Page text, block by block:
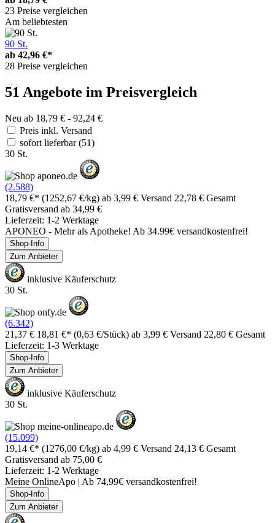
23 Preise vergleichen
Am beliebtesten
90 St.
ab 42,96 €*
28 Preise vergleichen
51 Angebote im Preisvergleich
Neu ab 18,79 € - 92,24 €
Preis inkl. Versand
sofort lieferbar(51)
30 St.
(2.588)
18,79 €* (1252,67 €/kg) ab 3,99 € Versand 22,78 € Gesamt
Gratisversand ab 34,99 €
Lieferzeit: 1-2 Werktage
APONEO - Mehr als Apotheke! Ab 34.99€ versandkostenfrei!
Shop-Info
Zum Anbieter
inklusive Käuferschutz
30 St.
(6.342)
21,37 € 18,81 €* (0,63 €/Stück) ab 3,99 € Versand 22,80 € Gesamt
Lieferzeit: 1-3 Werktage
Shop-Info
Zum Anbieter
inklusive Käuferschutz
30 St.
(15.099)
19,14 €* (1276,00 €/kg) ab 4,99 € Versand 24,13 € Gesamt
Gratisversand ab 75,00 €
Lieferzeit: 1-2 Werktage
Meine OnlineApo | Ab 74,99€ versandkostenfrei!
Shop-Info
Zum Anbieter